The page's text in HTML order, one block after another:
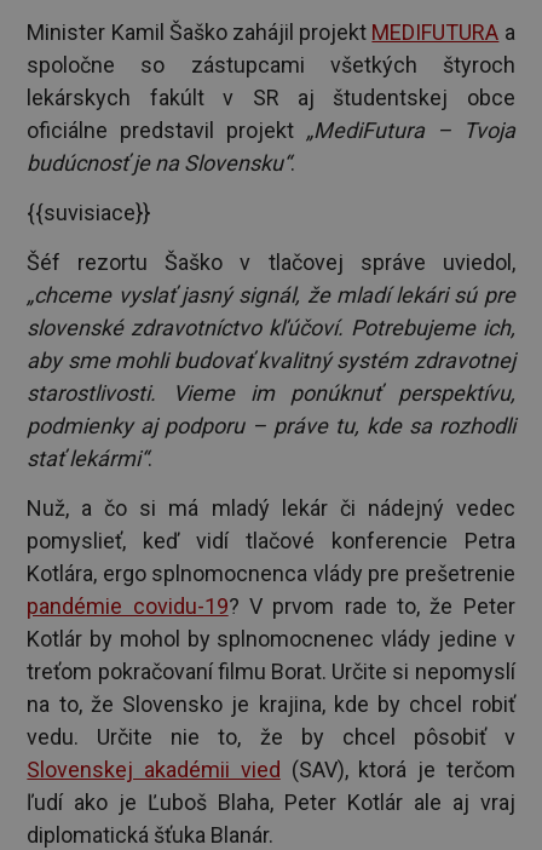
Minister Kamil Šaško zahájil projekt MEDIFUTURA a
spoločne so zástupcami všetkých štyroch
lekárskych fakúlt v SR aj študentskej obce
oficiálne predstavil projekt „MediFutura – Tvoja
budúcnosť je na Slovensku“.
{{suvisiace}}
Šéf rezortu Šaško v tlačovej správe uviedol,
„chceme vyslať jasný signál, že mladí lekári sú pre
slovenské zdravotníctvo kľúčoví. Potrebujeme ich,
aby sme mohli budovať kvalitný systém zdravotnej
starostlivosti. Vieme im ponúknuť perspektívu,
podmienky aj podporu – práve tu, kde sa rozhodli
stať lekármi“.
Nuž, a čo si má mladý lekár či nádejný vedec
pomyslieť, keď vidí tlačové konferencie Petra
Kotlára, ergo splnomocnenca vlády pre prešetrenie
pandémie covidu-19? V prvom rade to, že Peter
Kotlár by mohol by splnomocnenec vlády jedine v
treťom pokračovaní filmu Borat. Určite si nepomyslí
na to, že Slovensko je krajina, kde by chcel robiť
vedu. Určite nie to, že by chcel pôsobiť v
Slovenskej akadémii vied (SAV), ktorá je terčom
ľudí ako je Ľuboš Blaha, Peter Kotlár ale aj vraj
diplomatická šťuka Blanár.